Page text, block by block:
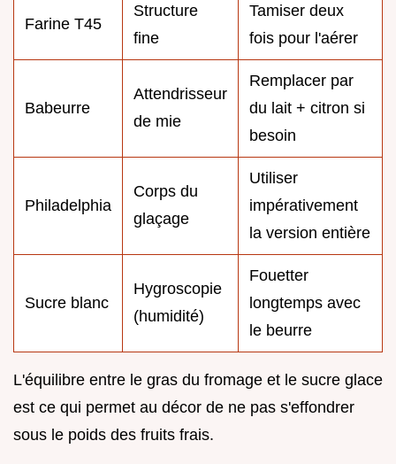
Farine T45
Structure
fine
Tamiser deux
fois pour l'aérer
Babeurre
Attendrisseur
de mie
Remplacer par
du lait + citron si
besoin
Philadelphia
Corps du
glaçage
Utiliser
impérativement
la version entière
Sucre blanc
Hygroscopie
(humidité)
Fouetter
longtemps avec
le beurre
L'équilibre entre le gras du fromage et le sucre glace
est ce qui permet au décor de ne pas s'effondrer
sous le poids des fruits frais.